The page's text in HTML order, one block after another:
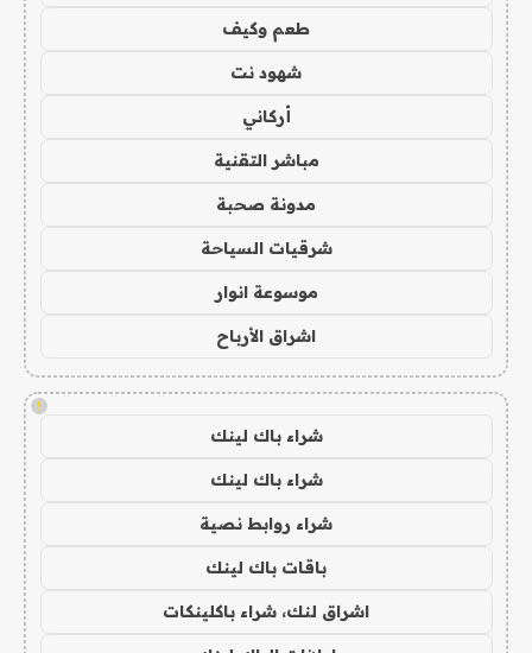
طعم وكيف
شهود نت
أركاني
مباشر التقنية
مدونة صحبة
شرقيات السياحة
موسوعة انوار
اشراق الأرباح
!
شراء باك لينك
شراء باك لينك
شراء روابط نصية
باقات باك لينك
اشراق لنك، شراء باكلينكات